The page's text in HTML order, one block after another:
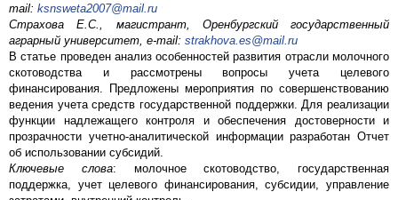
mail: ksnsweta2007@mail.ru
Страхова Е.С., магистрант, Оренбургский государственный
аграрный университет, e-mail: strakhova.es@mail.ru
В статье проведен анализ особенностей развития отрасли молочного
скотоводства и рассмотрены вопросы учета целевого
финансирования. Предложены мероприятия по совершенствованию
ведения учета средств государственной поддержки. Для реализации
функции надлежащего контроля и обеспечения достоверности и
прозрачности учетно-аналитической информации разработан Отчет
об использовании субсидий.
Ключевые слова: молочное скотоводство, государственная
поддержка, учет целевого финансирования, субсидии, управление